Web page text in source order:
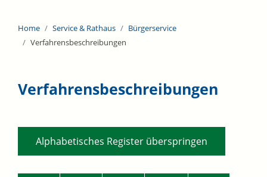
Home Service & Rathaus
Bürgerservice
Verfahrensbeschreibungen
Verfahrensbeschreibungen
Alphabetisches Register überspringen